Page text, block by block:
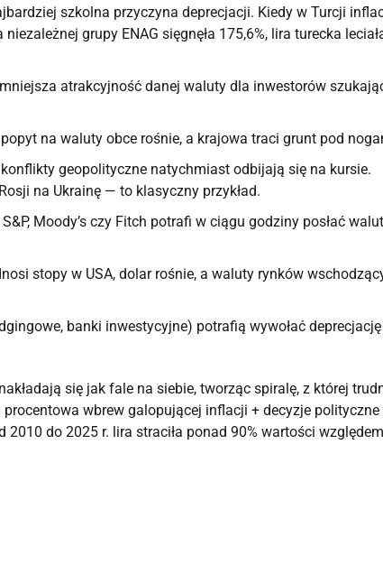
szkolna przyczyna deprecjacji. Kiedy w Turcji
grupy ENAG sięgnęła 175,6%, lira turecka
atrakcyjność danej waluty dla inwestorów
na waluty obce rośnie, a krajowa traci grunt pod
geopolityczne natychmiast odbijają się na kursie.
na Ukrainę — to klasyczny przykład.
Moody’s czy Fitch potrafi w ciągu godziny posłać
stopy w USA, dolar rośnie, a waluty rynków
banki inwestycyjne) potrafią wywołać deprecjację
się jak fale na siebie, tworząc spiralę, z której
wbrew galopującej inflacji + decyzje polityczne
do 2025 r. lira straciła ponad 90% wartości względem